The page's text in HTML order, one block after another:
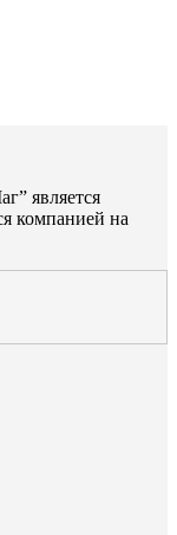
является
компанией на